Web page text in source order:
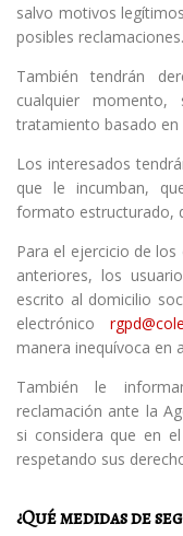
salvo motivos
posibles reclamaciones.
También tendrán
cualquier
tratamiento basado
Los interesados
que le incumban,
formato estructurado,
Para el ejercicio de
anteriores, los
escrito al domicilio
electrónico
manera inequívoca en
También le
reclamación ante la
si considera que en
respetando sus
¿Qué medidas de